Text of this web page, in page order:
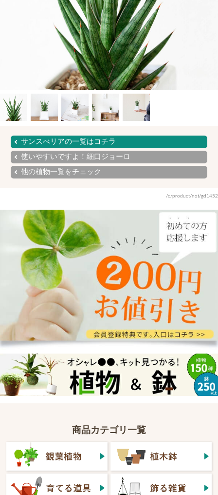
サンスべリアの一覧はコチラ
使いやすいですよ！細口ジョーロ
他の植物一覧をチェック
/c/product/not/gd1452
商品カテゴリ一覧